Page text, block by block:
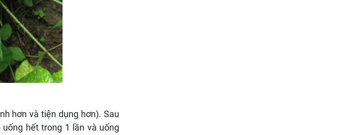
hơn và tiện dụng hơn). Sau
hết trong 1 lần và uống